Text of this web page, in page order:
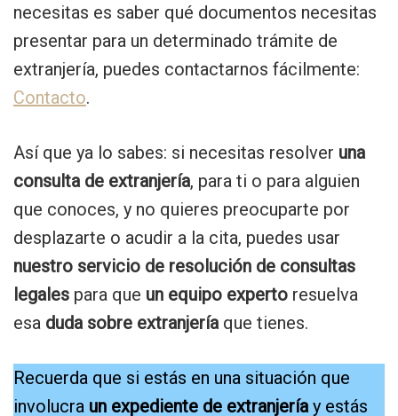
necesitas es saber qué documentos necesitas
presentar para un determinado trámite de
extranjería, puedes contactarnos fácilmente:
Contacto.
Así que ya lo sabes: si necesitas resolver una
consulta de extranjería, para ti o para alguien
que conoces, y no quieres preocuparte por
desplazarte o acudir a la cita, puedes usar
nuestro servicio de resolución de consultas
legales para que un equipo experto resuelva
esa duda sobre extranjería que tienes.
Recuerda que si estás en una situación que
involucra un expediente de extranjería y estás